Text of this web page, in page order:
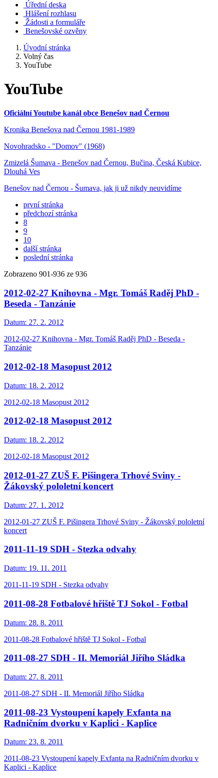
Úřední deska
Hlášení rozhlasu
Žádosti a formuláře
Benešovské ozvěny
Úvodní stránka
Volný čas
YouTube
YouTube
Oficiální Youtube kanál obce Benešov nad Černou
Kronika Benešova nad Černou 1981-1989
Novohradsko - "Domov" (1968)
Zmizelá Šumava - Benešov nad Černou, Bučina, Česká Kubice,
Dlouhá Ves
Benešov nad Černou - Šumava, jak ji už nikdy neuvidíme
první stránka
předchozí stránka
8
9
10
další stránka
poslední stránka
Zobrazeno 901-936 ze 936
2012-02-27 Knihovna - Mgr. Tomáš Raděj PhD -
Beseda - Tanzánie
Datum: 27. 2. 2012
2012-02-27 Knihovna - Mgr. Tomáš Raděj PhD - Beseda -
Tanzánie
2012-02-18 Masopust 2012
Datum: 18. 2. 2012
2012-02-18 Masopust 2012
2012-02-18 Masopust 2012
Datum: 18. 2. 2012
2012-02-18 Masopust 2012
2012-01-27 ZUŠ F. Pišingera Trhové Sviny -
Žákovský pololetní koncert
Datum: 27. 1. 2012
2012-01-27 ZUŠ F. Pišingera Trhové Sviny - Žákovský pololetní
koncert
2011-11-19 SDH - Stezka odvahy
Datum: 19. 11. 2011
2011-11-19 SDH - Stezka odvahy
2011-08-28 Fotbalové hřiště TJ Sokol - Fotbal
Datum: 28. 8. 2011
2011-08-28 Fotbalové hřiště TJ Sokol - Fotbal
2011-08-27 SDH - II. Memoriál Jiřího Sládka
Datum: 27. 8. 2011
2011-08-27 SDH - II. Memoriál Jiřího Sládka
2011-08-23 Vystoupení kapely Exfanta na
Radničním dvorku v Kaplici - Kaplice
Datum: 23. 8. 2011
2011-08-23 Vystoupení kapely Exfanta na Radničním dvorku v
Kaplici - Kaplice